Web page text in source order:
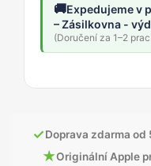
🚚Expedujeme v
– Zásilkovna -
(Doručení za 1–2
✓Doprava zdarma od
★Originální Apple